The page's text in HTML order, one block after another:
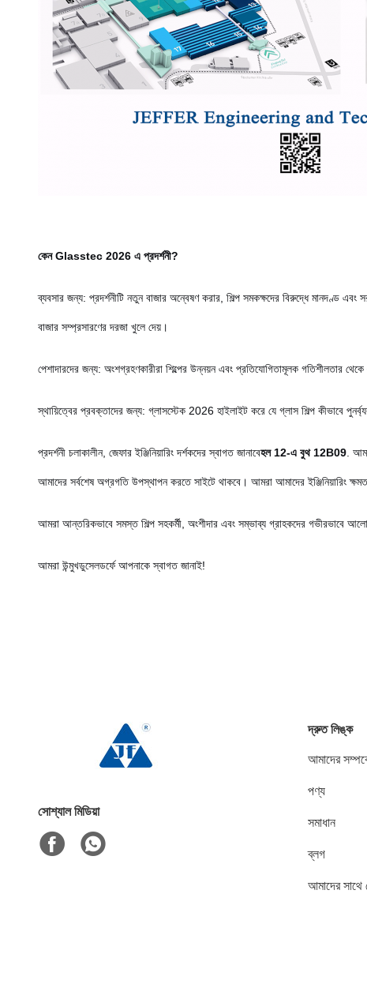
কেন Glasstec 2026 এ প্রদর্শনী?
ব্যবসার জন্য: প্রদর্শনীটি নতুন বাজার অন্বেষণ করার, শিল্প সমকক্ষদের বিরুদ্ধে মানদণ্ড
বাজার সম্প্রসারণের দরজা খুলে দেয়।
পেশাদারদের জন্য: অংশগ্রহণকারীরা শিল্পের উন্নয়ন এবং প্রতিযোগিতামূলক গতিশীলতার
স্থায়িত্বের প্রবক্তাদের জন্য: গ্লাসস্টেক 2026 হাইলাইট করে যে গ্লাস শিল্প কীভাবে
প্রদর্শনী চলাকালীন, জেফার ইঞ্জিনিয়ারিং দর্শকদের স্বাগত জানাবেহল 12-এ বুথ 12B09 .
আমাদের সর্বশেষ অগ্রগতি উপস্থাপন করতে সাইটে থাকবে। আমরা আমাদের ইঞ্জিনিয়ারিং
আমরা আন্তরিকভাবে সমস্ত শিল্প সহকর্মী, অংশীদার এবং সম্ভাব্য গ্রাহকদের গভীরভাবে
আমরা উন্মুখডুসেলডর্ফে আপনাকে স্বাগত জানাই!
সোশ্যাল মিডিয়া
দ্রুত লিঙ্ক
আমাদের
পণ্য
সমাধান
ব্লগ
আমাদের সাথে